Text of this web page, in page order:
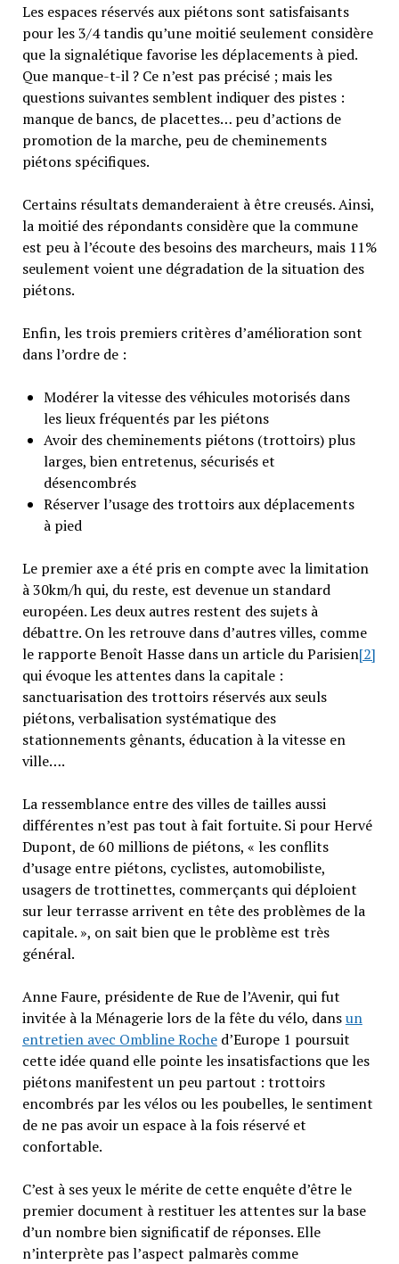
Les espaces réservés aux piétons sont satisfaisants
pour les 3/4 tandis qu’une moitié seulement considère
que la signalétique favorise les déplacements à pied.
Que manque-t-il ? Ce n’est pas précisé ; mais les
questions suivantes semblent indiquer des pistes :
manque de bancs, de placettes… peu d’actions de
promotion de la marche, peu de cheminements
piétons spécifiques.
Certains résultats demanderaient à être creusés. Ainsi,
la moitié des répondants considère que la commune
est peu à l’écoute des besoins des marcheurs, mais 11%
seulement voient une dégradation de la situation des
piétons.
Enfin, les trois premiers critères d’amélioration sont
dans l’ordre de :
Modérer la vitesse des véhicules motorisés dans
les lieux fréquentés par les piétons
Avoir des cheminements piétons (trottoirs) plus
larges, bien entretenus, sécurisés et
désencombrés
Réserver l’usage des trottoirs aux déplacements
à pied
Le premier axe a été pris en compte avec la limitation
à 30km/h qui, du reste, est devenue un standard
européen. Les deux autres restent des sujets à
débattre. On les retrouve dans d’autres villes, comme
le rapporte Benoît Hasse dans un article du Parisien[2]
qui évoque les attentes dans la capitale :
sanctuarisation des trottoirs réservés aux seuls
piétons, verbalisation systématique des
stationnements gênants, éducation à la vitesse en
ville….
La ressemblance entre des villes de tailles aussi
différentes n’est pas tout à fait fortuite. Si pour Hervé
Dupont, de 60 millions de piétons, « les conflits
d’usage entre piétons, cyclistes, automobiliste,
usagers de trottinettes, commerçants qui déploient
sur leur terrasse arrivent en tête des problèmes de la
capitale. », on sait bien que le problème est très
général.
Anne Faure, présidente de Rue de l’Avenir, qui fut
invitée à la Ménagerie lors de la fête du vélo, dansun
entretien avec Ombline Roched’Europe 1 poursuit
cette idée quand elle pointe les insatisfactions que les
piétons manifestent un peu partout : trottoirs
encombrés par les vélos ou les poubelles, le sentiment
de ne pas avoir un espace à la fois réservé et
confortable.
C’est à ses yeux le mérite de cette enquête d’être le
premier document à restituer les attentes sur la base
d’un nombre bien significatif de réponses. Elle
n’interprète pas l’aspect palmarès comme